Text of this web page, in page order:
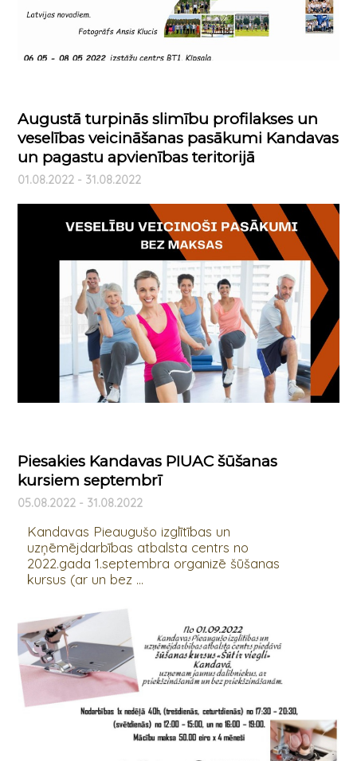
Augustā turpinās slimību profilakses un
veselības veicināšanas pasākumi Kandavas
un pagastu apvienības teritorijā
01.08.2022 - 31.08.2022
Piesakies Kandavas PIUAC šūšanas
kursiem septembrī
05.08.2022 - 31.08.2022
Kandavas Pieaugušo izglītības un
uzņēmējdarbības atbalsta centrs no
2022.gada 1.septembra organizē šūšanas
kursus (ar un bez ...